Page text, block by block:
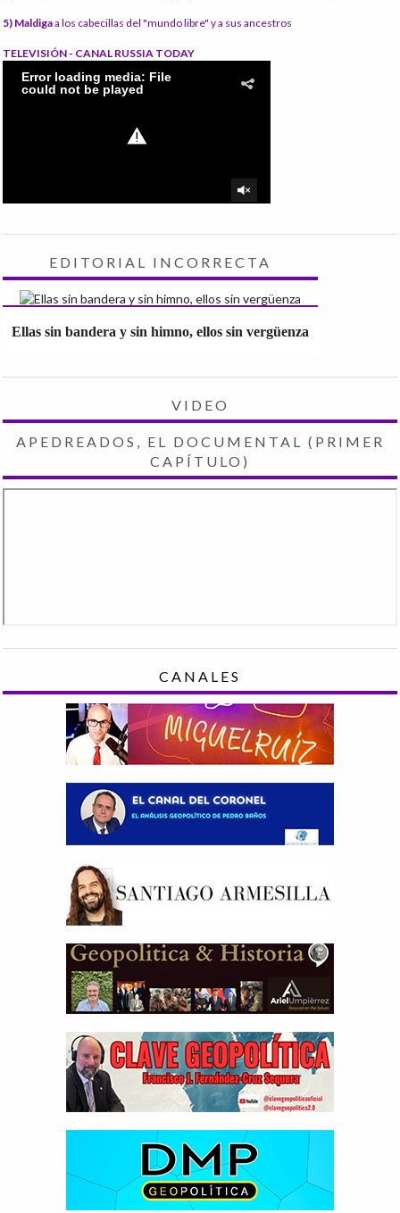
5) Maldigaa los cabecillas del "mundo libre" y a sus ancestros
TELEVISIÓN - CANAL RUSSIA TODAY
EDITORIAL INCORRECTA
Ellas sin bandera y sin himno, ellos sin vergüenza
VIDEO
APEDREADOS, EL DOCUMENTAL (PRIMER
CAPÍTULO)
CANALES